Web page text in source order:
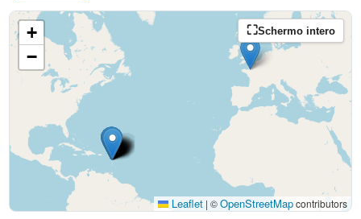
Schermo intero
+
−
Leaflet | ©OpenStreetMapcontributors